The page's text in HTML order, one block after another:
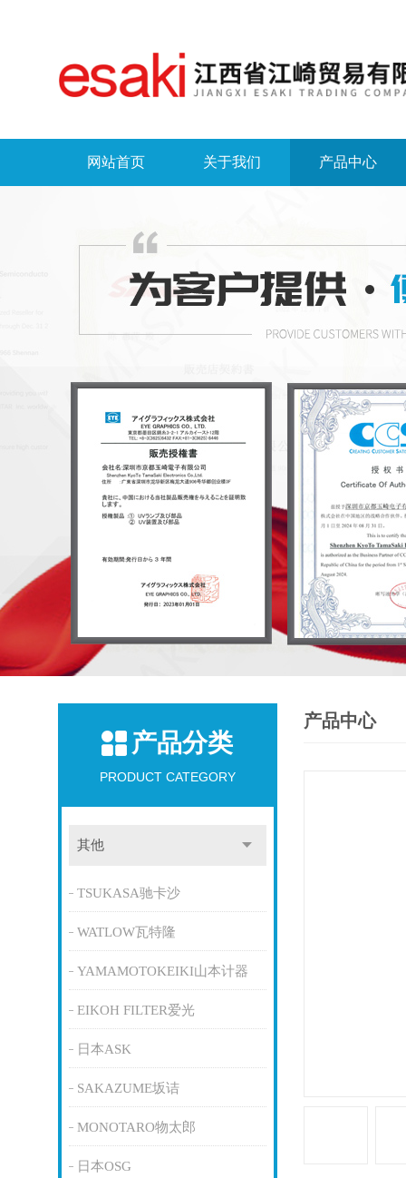
网站首页 关于我们 产品中心
产品分类
PRODUCT CATEGORY
其他
TSUKASA驰卡沙
WATLOW瓦特隆
YAMAMOTOKEIKI山本计器
EIKOH FILTER爱光
日本ASK
SAKAZUME坂诘
MONOTARO物太郎
日本OSG
产品中心